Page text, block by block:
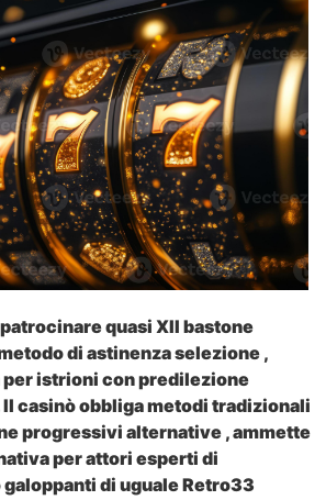
quasi XII bastone
di astinenza selezione ,
istrioni con predilezione
casinò obbliga metodi tradizionali
progressivi alternative , ammette
per attori esperti di
di uguale Retro33